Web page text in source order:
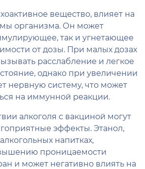
вещество, влияет на
организма. Он может
так и угнетающее
от дозы. При малых дозах
расслабление и легкое
однако при увеличении
нервную систему, что может
на иммунной реакции.
алкоголя с вакциной могут
эффекты. Этанол,
напитках,
проницаемости
и может негативно влиять на